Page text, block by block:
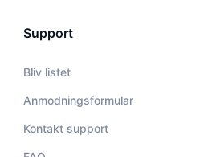
Support
Bliv listet
Anmodningsformular
Kontakt support